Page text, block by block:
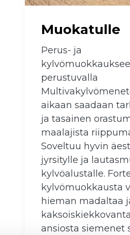
Muokatulle
Perus- ja
perustuvalla
aikaan saadaan
ja tasainen
maalajista
Soveltuu hyvin
jyrsitylle ja
kylvöalustalle.
kylvömuokkausta
hieman madaltaa
ansiosta siemenet